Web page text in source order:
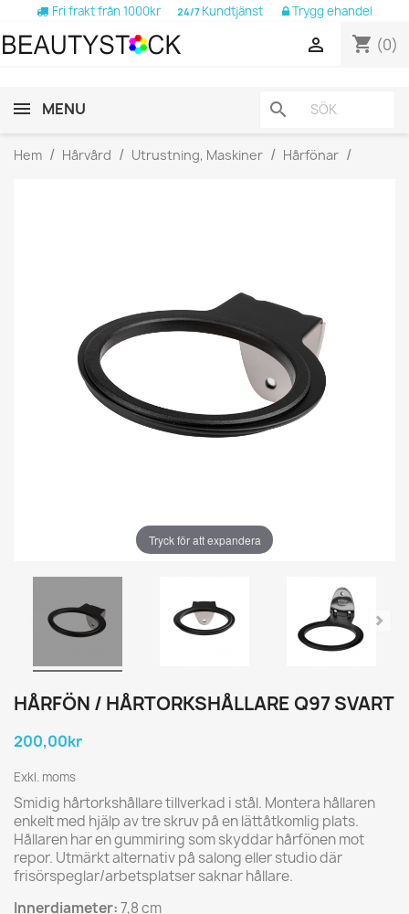
Fri frakt från 1000kr 24/7 Kundtjänst Trygg ehandel
shopping_cart (0)

MENU search
Hem Hårvård Utrustning, Maskiner Hårfönar
Tryck för att expandera
HÅRFÖN / HÅRTORKSHÅLLARE Q97 SVART
200,00kr
Exkl. moms
Smidig hårtorkshållare tillverkad i stål. Montera hållaren
enkelt med hjälp av tre skruv på en lättåtkomlig plats.
Hållaren har en gummiring som skyddar hårfönen mot
repor. Utmärkt alternativ på salong eller studio där
frisörspeglar/arbetsplatser saknar hållare.
Innerdiameter:7,8 cm